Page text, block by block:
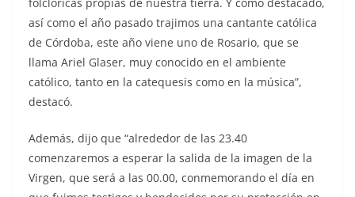
así como el año pasado trajimos una cantante católica
de Córdoba, este año viene uno de Rosario, que se
llama Ariel Glaser, muy conocido en el ambiente
católico, tanto en la catequesis como en la música”,
destacó.
Además, dijo que “alrededor de las 23.40
comenzaremos a esperar la salida de la imagen de la
Virgen, que será a las 00.00, conmemorando el día en